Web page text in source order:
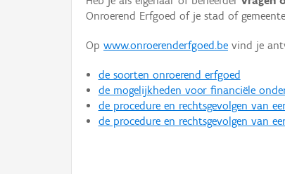
Onroerend Erfgoed of je stad of
Op www.onroerenderfgoed.be vind je
de soorten onroerend erfgoed
de mogelijkheden voor financiële
de procedure en rechtsgevolgen van
de procedure en rechtsgevolgen van